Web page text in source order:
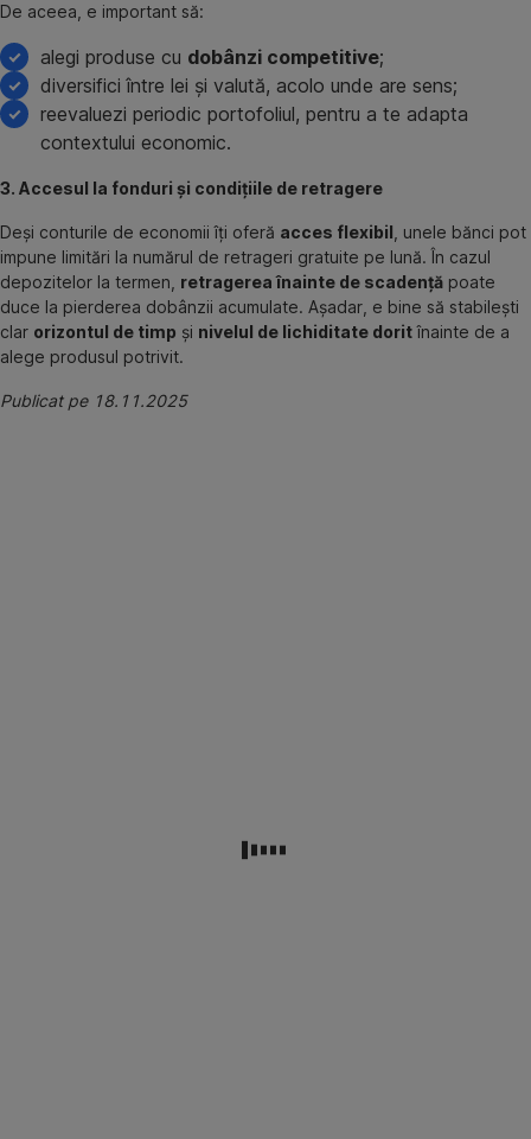
De aceea, e important să:
alegi produse cu dobânzi competitive;
diversifici între lei și valută, acolo unde are sens;
reevaluezi periodic portofoliul, pentru a te adapta
contextului economic.
3. Accesul la fonduri și condițiile de retragere
Deși conturile de economii îți oferă acces flexibil , unele bănci pot
impune limitări la numărul de retrageri gratuite pe lună. În cazul
depozitelor la termen, retragerea înainte de scadență poate
duce la pierderea dobânzii acumulate. Așadar, e bine să stabilești
clar orizontul de timp și nivelul de lichiditate doritînainte de a
alege produsul potrivit.
Publicat pe 18.11.2025